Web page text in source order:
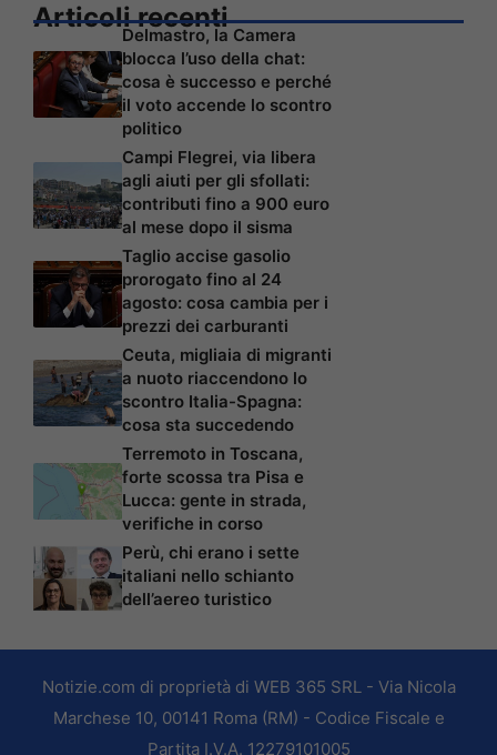
Articoli recenti
Delmastro, la Camera
blocca l’uso della chat:
cosa è successo e perché
il voto accende lo scontro
politico
Campi Flegrei, via libera
agli aiuti per gli sfollati:
contributi fino a 900 euro
al mese dopo il sisma
Taglio accise gasolio
prorogato fino al 24
agosto: cosa cambia per i
prezzi dei carburanti
Ceuta, migliaia di migranti
a nuoto riaccendono lo
scontro Italia-Spagna:
cosa sta succedendo
Terremoto in Toscana,
forte scossa tra Pisa e
Lucca: gente in strada,
verifiche in corso
Perù, chi erano i sette
italiani nello schianto
dell’aereo turistico
Notizie.com di proprietà di WEB 365 SRL - Via Nicola
Marchese 10, 00141 Roma (RM) - Codice Fiscale e
Partita I.V.A. 12279101005